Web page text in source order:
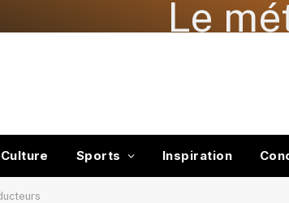
Le
Culture Sports Inspiration